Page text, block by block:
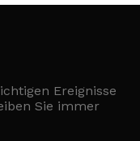
Ereignisse
Sie immer